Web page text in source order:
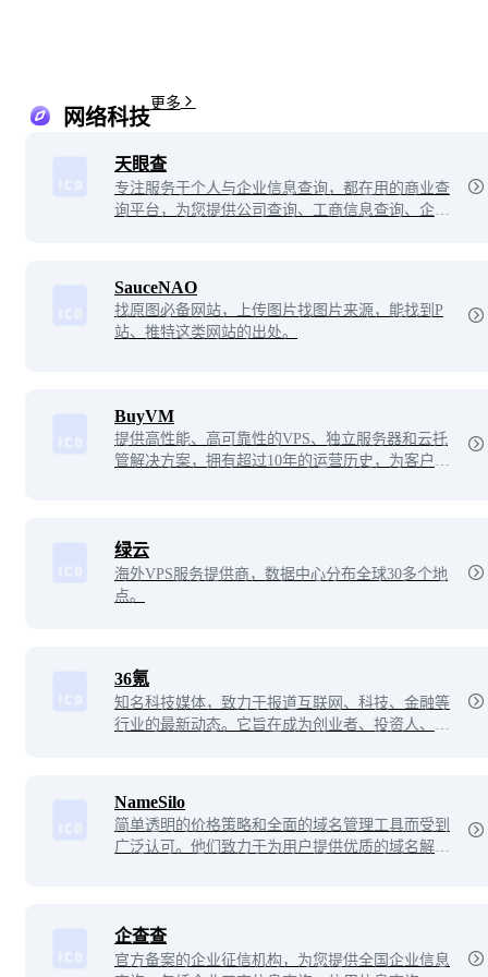
网络科技
更多
天眼查
专注服务于个人与企业信息查询，都在用的商业查
询平台，为您提供公司查询、工商信息查询、企业
息就到天眼查官网！
SauceNAO
找原图必备网站，上传图片找图片来源，能找到P
站、推特这类网站的出处。
BuyVM
提供高性能、高可靠性的VPS、独立服务器和云托
管解决方案，拥有超过10年的运营历史，为客户提
绿云
海外VPS服务提供商，数据中心分布全球30多个地
点。
36氪
知名科技媒体，致力于报道互联网、科技、金融等
行业的最新动态。它旨在成为创业者、投资人、科
NameSilo
简单透明的价格策略和全面的域名管理工具而受到
广泛认可。他们致力于为用户提供优质的域名解决
企查查
官方备案的企业征信机构，为您提供全国企业信息